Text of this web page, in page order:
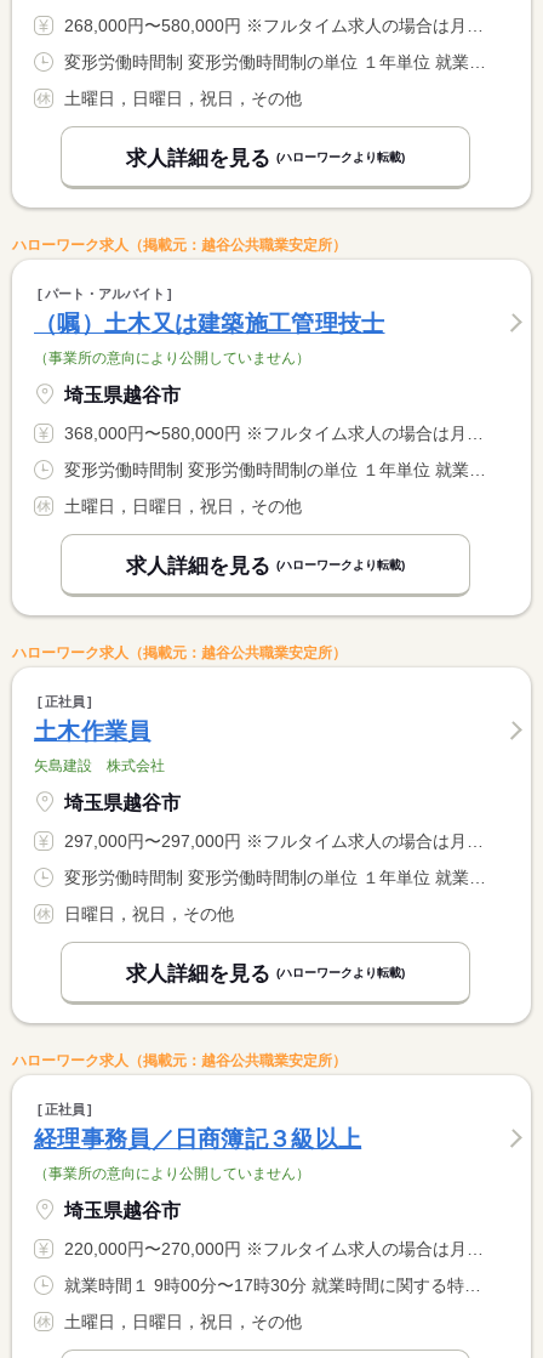
268,000円〜580,000円 ※フルタイム求人の場合は月額（換算額）、パート求人の場合は時間額を表示しています。
変形労働時間制 変形労働時間制の単位 １年単位 就業時間１ 8時00分〜17時00分 就業時間に関する特記事項 【休憩時間内訳】 <BR> １０：００〜１０：１５（１５分） <BR> １２：００〜１３：００（６０分） <BR> １５：００〜１５：１５（１５分）
土曜日，日曜日，祝日，その他
求人詳細を見る (ハローワークより転載)
ハローワーク求人（掲載元：越谷公共職業安定所）
パート・アルバイト
（嘱）土木又は建築施工管理技士
（事業所の意向により公開していません）
埼玉県越谷市
368,000円〜580,000円 ※フルタイム求人の場合は月額（換算額）、パート求人の場合は時間額を表示しています。
変形労働時間制 変形労働時間制の単位 １年単位 就業時間１ 8時00分〜17時00分 就業時間に関する特記事項 【休憩時間内訳】 <BR> １０：００〜１０：１５（１５分） <BR> １２：００〜１３：００（６０分） <BR> １５：００〜１５：１５（１５分）
土曜日，日曜日，祝日，その他
求人詳細を見る (ハローワークより転載)
ハローワーク求人（掲載元：越谷公共職業安定所）
正社員
土木作業員
矢島建設 株式会社
埼玉県越谷市
297,000円〜297,000円 ※フルタイム求人の場合は月額（換算額）、パート求人の場合は時間額を表示しています。
変形労働時間制 変形労働時間制の単位 １年単位 就業時間１ 8時00分〜17時00分
日曜日，祝日，その他
求人詳細を見る (ハローワークより転載)
ハローワーク求人（掲載元：越谷公共職業安定所）
正社員
経理事務員／日商簿記３級以上
（事業所の意向により公開していません）
埼玉県越谷市
220,000円〜270,000円 ※フルタイム求人の場合は月額（換算額）、パート求人の場合は時間額を表示しています。
就業時間１ 9時00分〜17時30分 就業時間に関する特記事項 時間外は２、３月に集中しています。
土曜日，日曜日，祝日，その他